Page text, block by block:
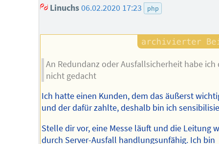
Linuchs06.02.2020 17:23 php
An Redundanz oder Ausfallsicherheit habe ich
nicht gedacht
Ich hatte einen Kunden, dem das äußerst
und der dafür zahlte, deshalb bin ich
Stelle dir vor, eine Messe läuft und die Leitung
durch Server-Ausfall handlungsunfähig. Ich bin